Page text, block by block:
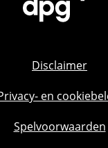
Disclaimer
en
Spelvoorwaarden